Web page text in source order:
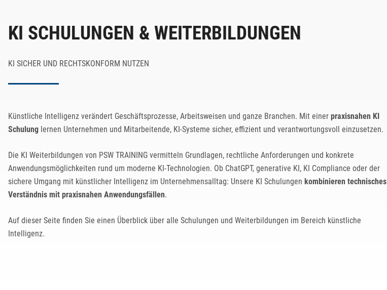
KI SCHULUNGEN & WEITERBILDUNGEN
KI SICHER UND RECHTSKONFORM NUTZEN
Künstliche Intelligenz verändert Geschäftsprozesse, Arbeitsweisen und ganze Branchen. Mit einer praxisnahen KI
Schulung lernen Unternehmen und Mitarbeitende, KI-Systeme sicher, effizient und verantwortungsvoll einzusetzen.
Die KI Weiterbildungen von PSW TRAINING vermitteln Grundlagen, rechtliche Anforderungen und konkrete
Anwendungsmöglichkeiten rund um moderne KI-Technologien. Ob ChatGPT, generative KI, KI Compliance oder der
sichere Umgang mit künstlicher Intelligenz im Unternehmensalltag: Unsere KI Schulungen kombinieren technisches
Verständnis mit praxisnahen Anwendungsfällen.
Auf dieser Seite finden Sie einen Überblick über alle Schulungen und Weiterbildungen im Bereich künstliche
Intelligenz.